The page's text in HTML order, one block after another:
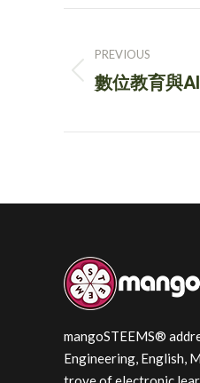
navigation
PREVIOUS
Previous
數位教育與AI
mangoSTEEMS®
Engineering, English,